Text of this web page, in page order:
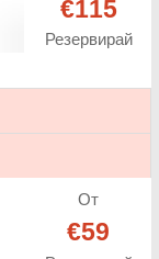
€115
Резервирай
От
€59